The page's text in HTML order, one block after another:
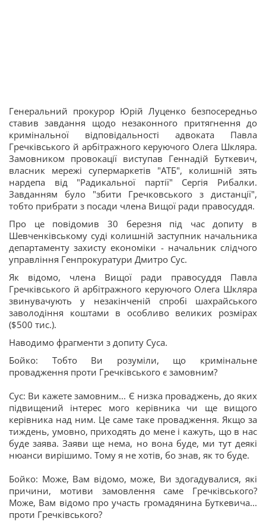
Генеральний прокурор Юрій Луценко безпосередньо
ставив завдання щодо незаконного притягнення до
кримінальної відповідальності адвоката Павла
Гречківського й арбітражного керуючого Олега Шкляра.
Замовником провокації виступав Геннадій Буткевич,
власник мережі супермаркетів "АТБ", колишній зять
нардепа від "Радикальної партії" Сергія Рибалки.
Завданням було "збити Гречковського з дистанції",
тобто прибрати з посади члена Вищої ради правосуддя.
Про це повідомив 30 березня під час допиту в
Шевченківському суді колишній заступник начальника
департаменту захисту економіки - начальник слідчого
управління Генпрокуратури Дмитро Сус.
Як відомо, члена Вищої ради правосуддя Павла
Гречківського й арбітражного керуючого Олега Шкляра
звинувачують у незакінченій спробі шахрайського
заволодіння коштами в особливо великих розмірах
($500 тис.).
Наводимо фрагменти з допиту Суса.
Бойко: Тобто Ви розуміли, що кримінальне
провадження проти Гречківського є замовним?
Сус: Ви кажете замовним... Є низка проваджень, до яких
підвищений інтерес мого керівника чи ще вищого
керівника над ним. Це саме таке провадження. Якщо за
тиждень, умовно, приходять до мене і кажуть, що в нас
буде заява. Заяви ще нема, но вона буде, ми тут деякі
нюанси вирішимо. Тому я не хотів, бо знав, як то буде.
Бойко: Може, Вам відомо, може, Ви здогадувалися, які
причини, мотиви замовлення саме Гречківського?
Може, Вам відомо про участь громадянина Буткевича...
проти Гречківського?